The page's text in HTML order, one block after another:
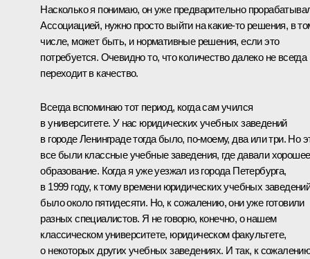
Насколько я понимаю, он уже предварительно
Ассоциацией, нужно просто выйти на какие‑то решения, в
числе, может быть, и нормативные решения, если это
потребуется. Очевидно то, что количество далеко не всегда
переходит в качество.
Всегда вспоминаю тот период, когда сам учился
в университете. У нас юридических учебных заведений
в городе Ленинграде тогда было, по‑моему, два или три. Но
все были классные учебные заведения, где давали хорошее
образование. Когда я уже уезжал из города Петербурга,
в 1999 году, к тому времени юридических учебных
было около пятидесяти. Но, к сожалению, они уже готовили
разных специалистов. Я не говорю, конечно, о нашем
классическом университете, юридическом факультете,
о некоторых других учебных заведениях. И так, к